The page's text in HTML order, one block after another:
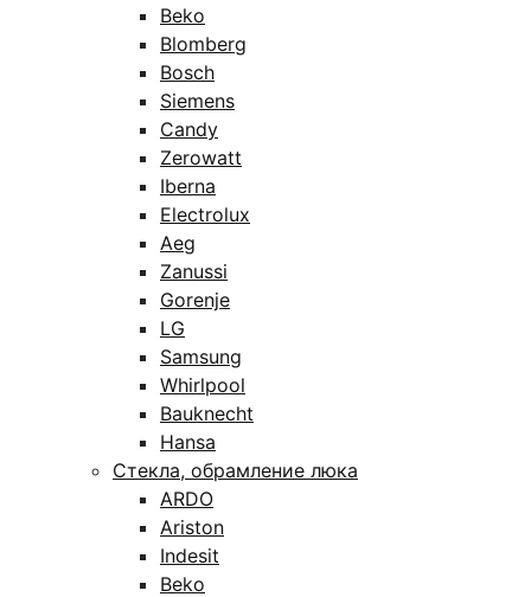
Beko
Blomberg
Bosch
Siemens
Candy
Zerowatt
Iberna
Electrolux
Aeg
Zanussi
Gorenje
LG
Samsung
Whirlpool
Bauknecht
Hansa
Стекла, обрамление люка
ARDO
Ariston
Indesit
Beko